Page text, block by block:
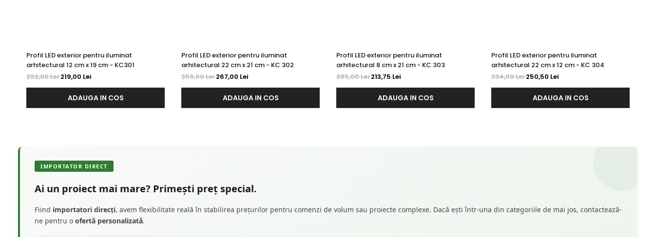
Profil LED exterior pentru iluminat
arhitectural 12 cm x 19 cm - KC301
292,00 Lei219,00 Lei
ADAUGA IN COS
Profil LED exterior pentru iluminat
arhitectural 22 cm x 21 cm - KC 302
356,00 Lei267,00 Lei
ADAUGA IN COS
Profil LED exterior pentru iluminat
arhitectural 8 cm x 21 cm - KC 303
285,00 Lei213,75 Lei
ADAUGA IN COS
Profil LED exterior pentru iluminat
arhitectural 22 cm x 12 cm - KC 304
334,00 Lei250,50 Lei
ADAUGA IN COS
IMPORTATOR DIRECT
Ai un proiect mai mare? Primești preț special.
Fiind importatori direcți, avem flexibilitate reală în stabilirea prețurilor pentru comenzi de volum sau proiecte complexe. Dacă ești într-una din categoriile de mai jos, contactează-
ne pentru o ofertă personalizată.